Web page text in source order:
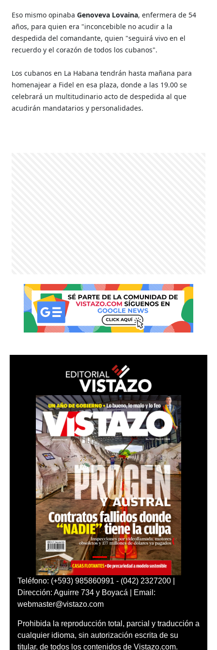
Eso mismo opinabaGenoveva Lovaina, enfermera de 54
años, para quien era "inconcebible no acudir a la
despedida del comandante, quien "seguirá vivo en el
recuerdo y el corazón de todos los cubanos".
Los cubanos en La Habana tendrán hasta mañana para
homenajear a Fidel en esa plaza, donde a las 19.00 se
celebrará un multitudinario acto de despedida al que
acudirán mandatarios y personalidades.
Teléfono: (+593) 985860991 - (042) 2327200 |
Dirección: Aguirre 734 y Boyacá | Email:
webmaster@vistazo.com
Prohibida la reproducción total, parcial y traducción a
cualquier idioma, sin autorización escrita de su
titular, de todos los contenidos de Vistazo.com.